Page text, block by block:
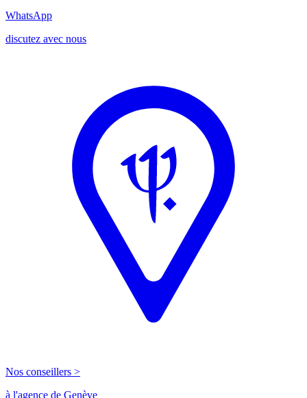
WhatsApp
discutez avec nous
Nos conseillers >
à l'agence de Genève